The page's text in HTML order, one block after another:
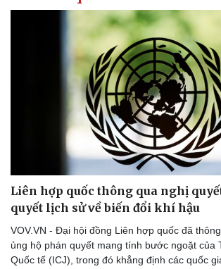
Liên hợp quốc thông qua nghị
quyết lịch sử về biến đổi khí hậu
VOV.VN - Đại hội đồng Liên hợp quốc đã
ủng hộ phán quyết mang tính bước ngoặt của
Quốc tế (ICJ), trong đó khẳng định các quốc